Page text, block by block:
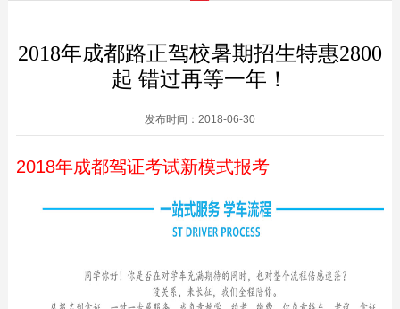
2018年成都路正驾校暑期招生特惠2800
起 错过再等一年！
发布时间：2018-06-30
2018年成都驾证考试新模式报考